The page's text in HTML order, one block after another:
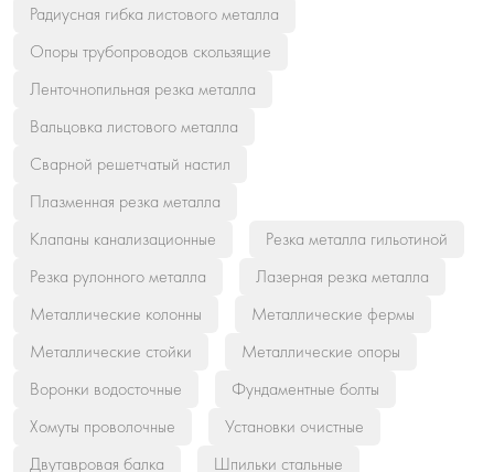
Радиусная гибка листового металла
Опоры трубопроводов скользящие
Ленточнопильная резка металла
Вальцовка листового металла
Сварной решетчатый настил
Плазменная резка металла
Клапаны канализационные
Резка металла гильотиной
Резка рулонного металла
Лазерная резка металла
Металлические колонны
Металлические фермы
Металлические стойки
Металлические опоры
Воронки водосточные
Фундаментные болты
Хомуты проволочные
Установки очистные
Двутавровая балка
Шпильки стальные